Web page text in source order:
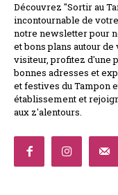
Découvrez "Sortir au
incontournable de
notre newsletter pour
et bons plans autour de
visiteur, profitez d'une
bonnes adresses et
et festives du Tampon
établissement et
aux z'alentours.